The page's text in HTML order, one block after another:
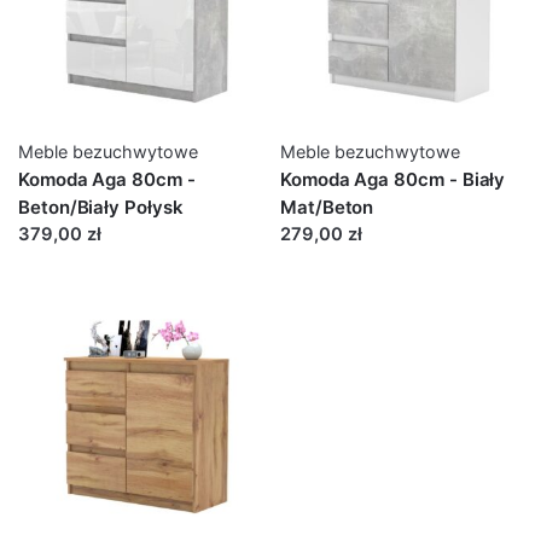
Meble bezuchwytowe
Komoda Aga 80cm -
Beton/Biały Połysk
379,00 zł
Meble bezuchwytowe
Komoda Aga 80cm - Biały
Mat/Beton
279,00 zł